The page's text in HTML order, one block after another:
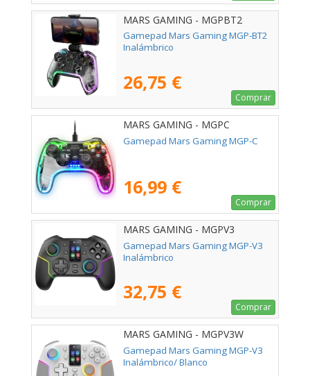
MARS GAMING - MGPBT2
Gamepad Mars Gaming MGP-BT2
Inalámbrico
26,75 €
Comprar
MARS GAMING - MGPC
Gamepad Mars Gaming MGP-C
16,99 €
Comprar
MARS GAMING - MGPV3
Gamepad Mars Gaming MGP-V3
Inalámbrico
32,75 €
Comprar
MARS GAMING - MGPV3W
Gamepad Mars Gaming MGP-V3
Inalámbrico/ Blanco